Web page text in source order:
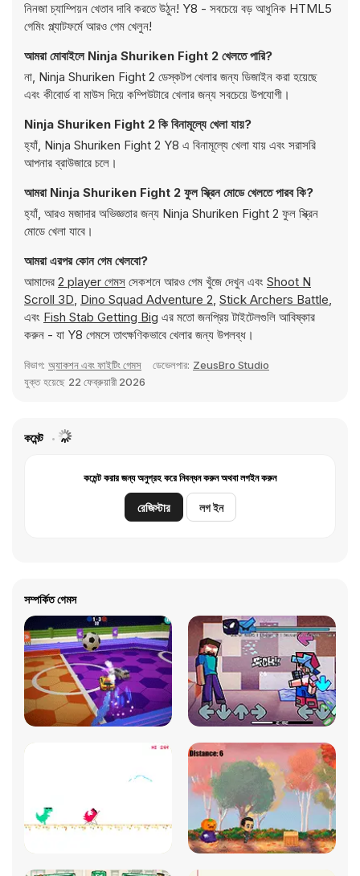
নিনজা চ্যাম্পিয়ন খেতাব দাবি করতে উঠুন! Y8 - সবচেয়ে বড় আধুনিক HTML5
গেমিং প্ল্যাটফর্মে আরও গেম খেলুন!
আমরা মোবাইলে Ninja Shuriken Fight 2 খেলতে পারি?
না, Ninja Shuriken Fight 2 ডেস্কটপ খেলার জন্য ডিজাইন করা হয়েছে
এবং কীবোর্ড বা মাউস দিয়ে কম্পিউটারে খেলার জন্য সবচেয়ে উপযোগী।
Ninja Shuriken Fight 2 কি বিনামূল্যে খেলা যায়?
হ্যাঁ, Ninja Shuriken Fight 2 Y8 এ বিনামূল্যে খেলা যায় এবং সরাসরি
আপনার ব্রাউজারে চলে।
আমরা Ninja Shuriken Fight 2 ফুল স্ক্রিন মোডে খেলতে পারব কি?
হ্যাঁ, আরও মজাদার অভিজ্ঞতার জন্য Ninja Shuriken Fight 2 ফুল স্ক্রিন
মোডে খেলা যাবে।
আমরা এরপর কোন গেম খেলবো?
আমাদের 2 player গেমস সেকশনে আরও গেম খুঁজে দেখুন এবং Shoot N
Scroll 3D, Dino Squad Adventure 2, Stick Archers Battle,
এবং Fish Stab Getting Big এর মতো জনপ্রিয় টাইটেলগুলি আবিষ্কার
করুন - যা Y8 গেমসে তাৎক্ষণিকভাবে খেলার জন্য উপলব্ধ।
বিভাগ: অ্যাকশন এবং ফাইটিং গেমস ডেভেলপার: ZeusBro Studio
যুক্ত হয়েছে 22 ফেব্রুয়ারী 2026
কমেন্ট
কমেন্ট করার জন্য অনুগ্রহ করে নিবন্ধন করুন অথবা লগইন করুন
রেজিস্টার লগ ইন
সম্পর্কিত গেমস